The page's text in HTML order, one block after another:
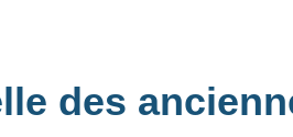
des